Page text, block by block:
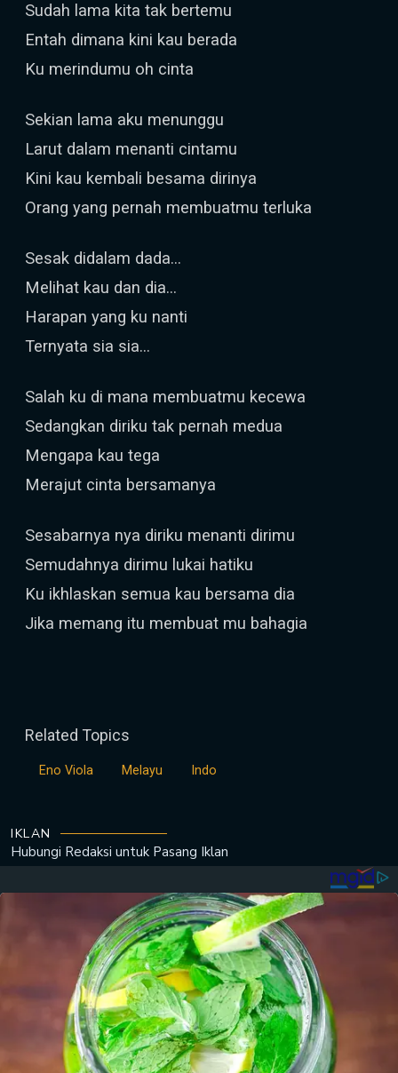
Sudah lama kita tak bertemu
Entah dimana kini kau berada
Ku merindumu oh cinta
Sekian lama aku menunggu
Larut dalam menanti cintamu
Kini kau kembali besama dirinya
Orang yang pernah membuatmu terluka
Sesak didalam dada...
Melihat kau dan dia...
Harapan yang ku nanti
Ternyata sia sia...
Salah ku di mana membuatmu kecewa
Sedangkan diriku tak pernah medua
Mengapa kau tega
Merajut cinta bersamanya
Sesabarnya nya diriku menanti dirimu
Semudahnya dirimu lukai hatiku
Ku ikhlaskan semua kau bersama dia
Jika memang itu membuat mu bahagia
Related Topics
Eno Viola Melayu Indo
IKLAN
Hubungi Redaksi untuk Pasang Iklan